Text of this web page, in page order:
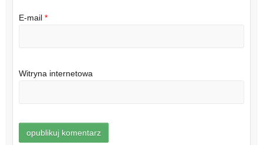
E-mail *
Witryna internetowa